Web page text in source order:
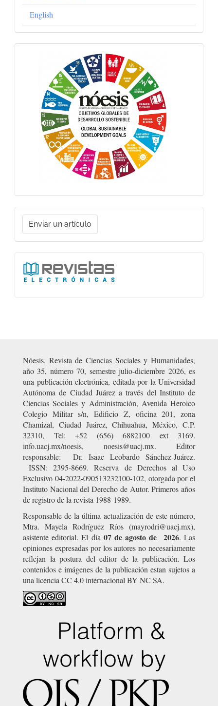
English
Objetivos
Globales
Enviar
un
artículo
Enviar un artículo
Ligas
Nóesis. Revista de Ciencias Sociales y Humanidades,
año 35, número 70, semestre julio-diciembre 2026, es
una publicación electrónica, editada por la Universidad
Autónoma de Ciudad Juárez a través del Instituto de
Ciencias Sociales y Administración, Avenida Heroico
Colegio Militar s/n, Edificio Z, oficina 201, zona
Chamizal, Ciudad Juárez, Chihuahua, México, C.P.
32310, Tel: +52 (656) 6882100 ext 3169.
info.uacj.mx/noesis, noesis@uacj.mx. Editor
responsable: Dr. Isaac Leobardo Sánchez-Juárez.
ISSN: 2395-8669. Reserva de Derechos al Uso
Exclusivo 04-2022-090513232100-102, otorgada por el
Instituto Nacional del Derecho de Autor. Primeros años
de registro de la revista 1988-1989.
Responsable de la última actualización de este número,
Mtra. Mayela Rodríguez Ríos (mayrodri@uacj.mx),
asistente editorial. El día 07 de agosto de 2026. Las
opiniones expresadas por los autores no necesariamente
reflejan la postura del editor de la publicación. Los
contenidos e imágenes de la publicación estan sujetos a
una licencia CC 4.0 internacional BY NC SA.